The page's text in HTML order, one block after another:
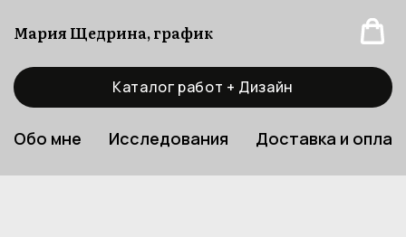
Мария Щедрина, график
Каталог работ + Дизайн
Обо мне Исследования Доставка и